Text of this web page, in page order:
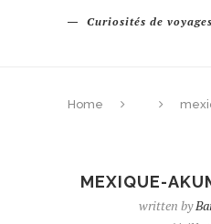
Curiosités de
Home
MEXIQUE-
written by